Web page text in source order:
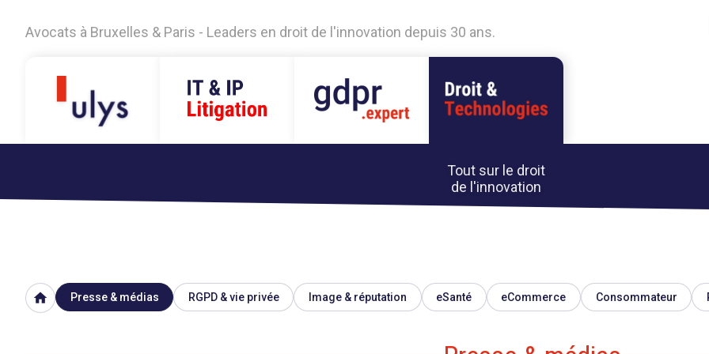
Avocats à Bruxelles & Paris - Leaders en droit de l'innovation depuis 30 ans.
Tout sur le droit
de l'innovation
home Presse & médias RGPD & vie privée Image & réputation eSanté eCommerce Consommateur